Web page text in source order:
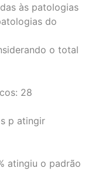
às patologias
do
o total
28
p atingir
atingiu o padrão